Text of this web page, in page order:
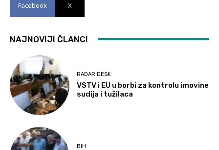
Facebook X
NAJNOVIJI ČLANCI
RADAR DESK
VSTV i EU u borbi za kontrolu imovine
sudija i tužilaca
BIH